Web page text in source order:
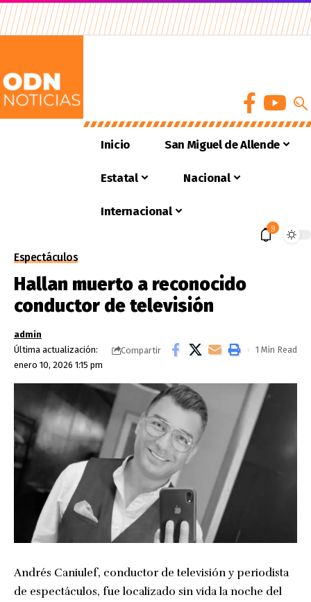
Inicio San Miguel de Allende
Estatal Nacional
Internacional
9
Espectáculos
Hallan muerto a reconocido
conductor de televisión
Última actualización:
enero 10, 2026 1:15 pm
admin
Compartir
1 Min Read
Andrés Caniulef, conductor de televisión y periodista
de espectáculos, fue localizado sin vida la noche del